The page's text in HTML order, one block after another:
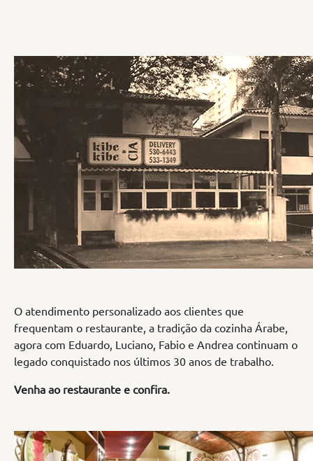
O atendimento personalizado aos clientes que
frequentam o restaurante, a tradição da cozinha Árabe,
agora com Eduardo, Luciano, Fabio e Andrea continuam o
legado conquistado nos últimos 30 anos de trabalho.
Venha ao restaurante e confira.